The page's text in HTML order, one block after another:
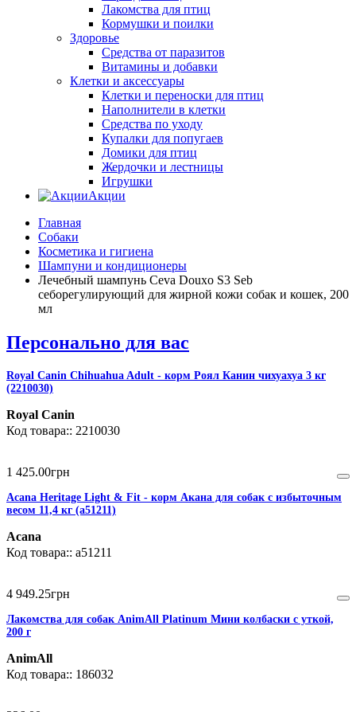
Лакомства для птиц
Кормушки и поилки
Здоровье
Средства от паразитов
Витамины и добавки
Клетки и аксессуары
Клетки и переноски для птиц
Наполнители в клетки
Средства по уходу
Купалки для попугаев
Домики для птиц
Жердочки и лестницы
Игрушки
Акции
Главная
Собаки
Косметика и гигиена
Шампуни и кондиционеры
Лечебный шампунь Ceva Douxo S3 Seb
себорегулирующий для жирной кожи собак и кошек, 200
мл
Персонально для вас
Royal Canin Chihuahua Adult - корм Роял Канин чихуахуа 3 кг
(2210030)
Royal Canin
2210030
1 425.00грн
Acana Heritage Light & Fit - корм Акана для собак с избыточным
весом 11,4 кг (a51211)
Acana
a51211
4 949.25грн
Лакомства для собак AnimAll Platinum Мини колбаски с уткой,
200 г
AnimAll
186032